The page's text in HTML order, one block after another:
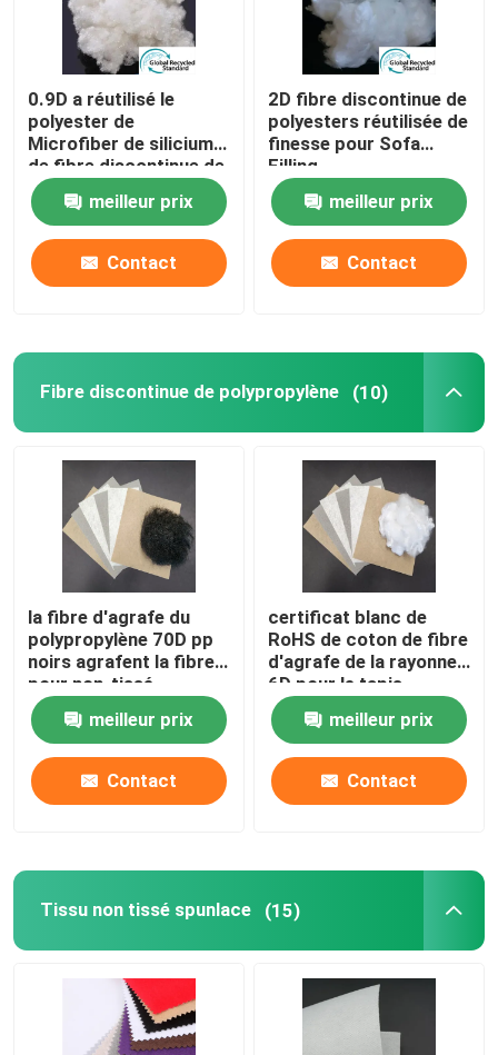
Oreiller de polymère
0.9D a réutilisé le
polyester de
Microfiber de silicium
de fibre discontinue de
polyesters
meilleur prix
Contact
2D fibre discontinue de
polyesters réutilisée de
finesse pour Sofa
Filling
meilleur prix
Contact
Fibre discontinue de polypropylène (10)
la fibre d'agrafe du
polypropylène 70D pp
noirs agrafent la fibre
pour non-tissé
meilleur prix
Contact
certificat blanc de
RoHS de coton de fibre
d'agrafe de la rayonne
6D pour le tapis
meilleur prix
Contact
Tissu non tissé spunlace (15)